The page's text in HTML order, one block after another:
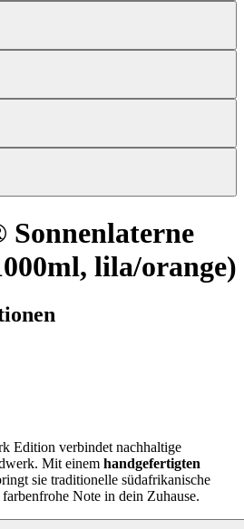
Sonnenlaterne
lila/orange)
Edition verbindet nachhaltige
Mit einem handgefertigten
sie traditionelle südafrikanische
Note in dein Zuhause.